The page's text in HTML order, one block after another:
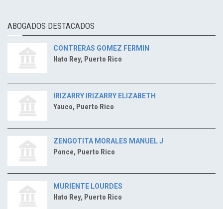
ABOGADOS DESTACADOS
CONTRERAS GOMEZ FERMIN
Hato Rey, Puerto Rico
IRIZARRY IRIZARRY ELIZABETH
Yauco, Puerto Rico
ZENGOTITA MORALES MANUEL J
Ponce, Puerto Rico
MURIENTE LOURDES
Hato Rey, Puerto Rico